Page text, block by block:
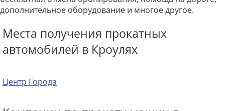
дополнительное оборудование и многое другое.
Места получения прокатных
автомобилей в Кроулях
Центр Города